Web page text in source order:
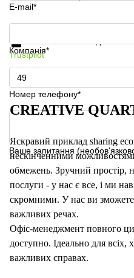
E-mail*
Компанія*
Номер телефону*
Ваше запитання
Отримати інформацію та ціни
Trustpilot
CREATIVE
Яскравий приклад sharing
нескінченними
обмежень. Зручний простір,
послуги - у нас є все, і ми
скромними. У нас ви зможете
важливих речах.
Офіс-менеджмент повного
доступно. Ідеально для всіх,
важливих справах.